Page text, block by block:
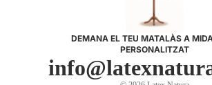
DEMANA EL TEU MATALÀS A
PERSONALITZAT
Avís legal